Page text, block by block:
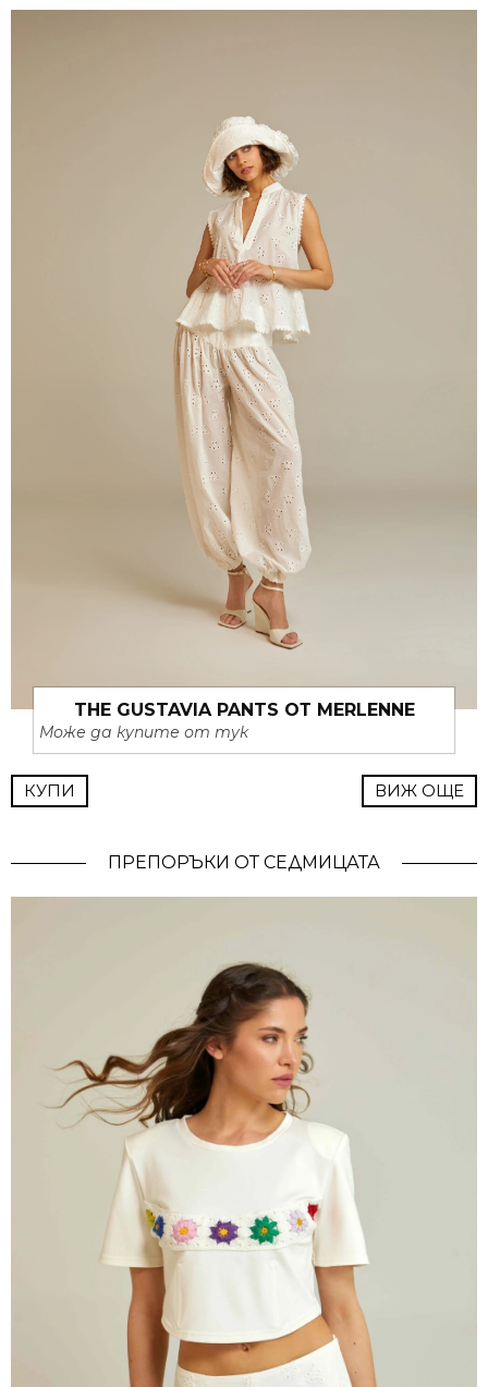
THE GUSTAVIA PANTS ОТ MERLENNE
Може да купите от тук
КУПИ ВИЖ ОЩЕ
ПРЕПОРЪКИ ОТ СЕДМИЦАТА